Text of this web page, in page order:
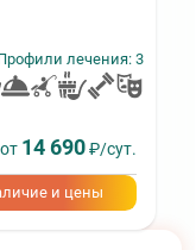
лечения: 3
от 14 690₽/сут.
и цены